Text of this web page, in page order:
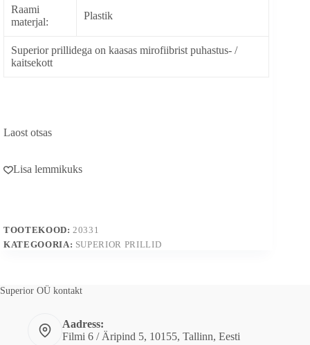
Raami
materjal:
Plastik
Superior prillidega on kaasas mirofiibrist puhastus- /
kaitsekott
Laost otsas
Lisa lemmikuks
TOOTEKOOD: 20331
KATEGOORIA: SUPERIOR PRILLID
Superior OÜ kontakt
Aadress:
Filmi 6 / Äripind 5, 10155, Tallinn, Eesti